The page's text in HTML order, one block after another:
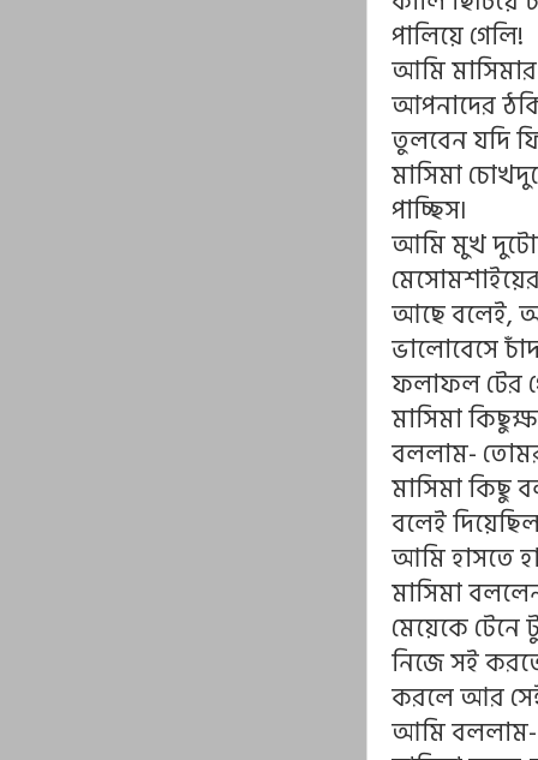
পালিয়ে গেলি!
আমি
আপনাদের
তুলবেন যদি
মাসিমা
পাচ্ছিস৷
আমি মুখ
আছে বলেই,
ভালোবেসে
ফলাফল টের
মাসিমা
বললাম-
মাসিমা কিছু
বলেই
আমি হাসতে
মাসিমা
মেয়েকে টেনে
নিজে সই
করলে আর সেই
আমি বললাম-